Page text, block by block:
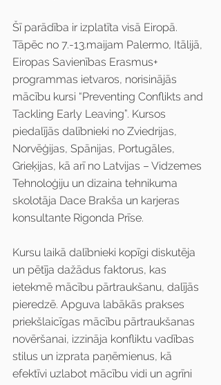
Šī parādība ir izplatīta visā Eiropā.
Tāpēc no 7.-13.maijam Palermo, Itālijā,
Eiropas Savienības Erasmus+
programmas ietvaros, norisinājās
mācību kursi “Preventing Conflikts and
Tackling Early Leaving”. Kursos
piedalījās dalībnieki no Zviedrijas,
Norvēģijas, Spānijas, Portugāles,
Grieķijas, kā arī no Latvijas – Vidzemes
Tehnoloģiju un dizaina tehnikuma
skolotāja Dace Brakša un karjeras
konsultante Rigonda Prīse.
Kursu laikā dalībnieki kopīgi diskutēja
un pētīja dažādus faktorus, kas
ietekmē mācību pārtraukšanu, dalījās
pieredzē. Apguva labākās prakses
priekšlaicīgas mācību pārtraukšanas
novēršanai, izzināja konfliktu vadības
stilus un izprata paņēmienus, kā
efektīvi uzlabot mācību vidi un agrīni